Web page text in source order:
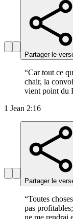
Partager le
“Car tout ce
chair, la
vient point du
1 Jean 2:16
Partager le
“Toutes
pas